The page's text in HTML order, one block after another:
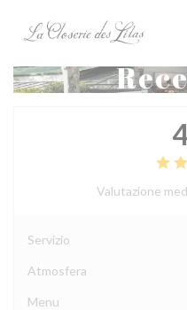
Valutazione
Servizio
Atmosfera
Menu